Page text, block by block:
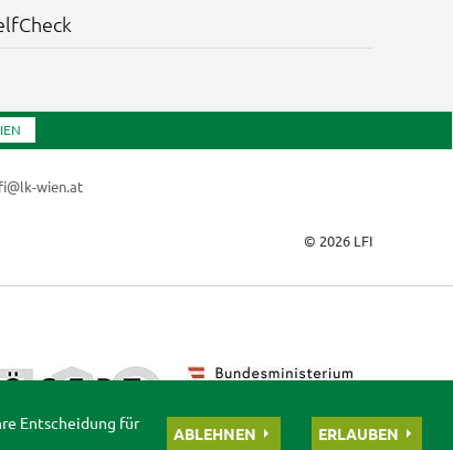
wien.at
© 2026 LFI
Entscheidung für
ABLEHNEN ERLAUBEN